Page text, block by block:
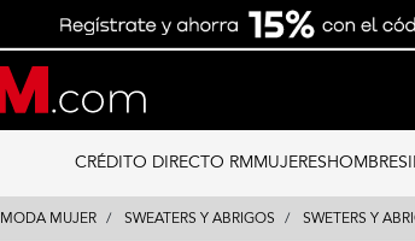
CRÉDITO DIRECTO RMMUJERESHOMBRES
MODA MUJER SWEATERS Y ABRIGOS SWETERS Y